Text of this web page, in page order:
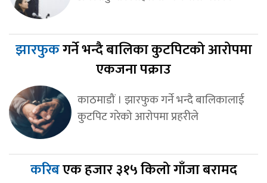
झारफुकगर्ने भन्दै बालिका कुटपिटको आरोपमा
एकजना पक्राउ
काठमाडौं । झारफुक गर्ने भन्दै बालिकालाई
कुटपिट गरेको आरोपमा प्रहरीले
करिबएक हजार ३१५ किलो गाँजा बरामद